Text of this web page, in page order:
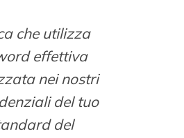
che utilizza
effettiva
nei nostri
del tuo
del